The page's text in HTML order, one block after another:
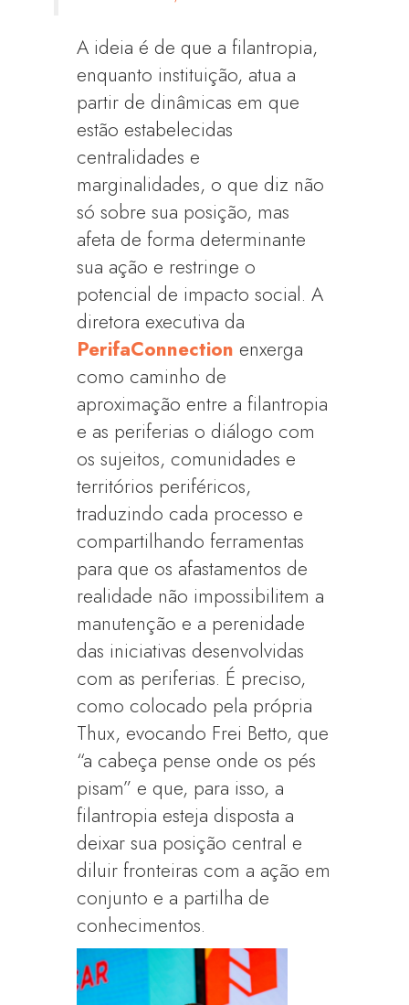
A ideia é de que a filantropia,
enquanto instituição, atua a
partir de dinâmicas em que
estão estabelecidas
centralidades e
marginalidades, o que diz não
só sobre sua posição, mas
afeta de forma determinante
sua ação e restringe o
potencial de impacto social. A
diretora executiva da
PerifaConnection enxerga
como caminho de
aproximação entre a filantropia
e as periferias o diálogo com
os sujeitos, comunidades e
territórios periféricos,
traduzindo cada processo e
compartilhando ferramentas
para que os afastamentos de
realidade não impossibilitem a
manutenção e a perenidade
das iniciativas desenvolvidas
com as periferias. É preciso,
como colocado pela própria
Thux, evocando Frei Betto, que
“a cabeça pense onde os pés
pisam” e que, para isso, a
filantropia esteja disposta a
deixar sua posição central e
diluir fronteiras com a ação em
conjunto e a partilha de
conhecimentos.